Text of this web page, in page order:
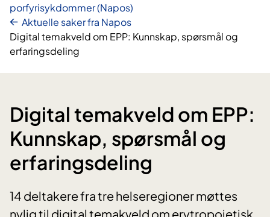
porfyrisykdommer (Napos)
Aktuelle saker fra Napos
Digital temakveld om EPP: Kunnskap, spørsmål og
erfaringsdeling
Digital temakveld om EPP:
Kunnskap, spørsmål og
erfaringsdeling
14 deltakere fra tre helseregioner møttes
nylig til digital temakveld om erytropoietisk